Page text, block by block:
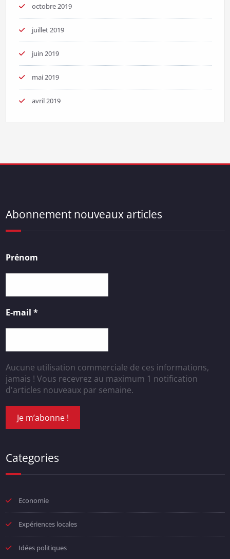
octobre 2019
juillet 2019
juin 2019
mai 2019
avril 2019
Abonnement nouveaux articles
Prénom
E-mail *
Aucune utilisation commerciale de ces informations,
jamais ! Vous recevrez au maximum 1 notification
d'articles nouveaux par semaine.
Categories
Economie
Expériences locales
Idées politiques